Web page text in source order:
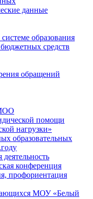
данные
образования
средств
обращений
помощи
нагрузки»
образовательных
конференция
профориентация
МОУ «Белый